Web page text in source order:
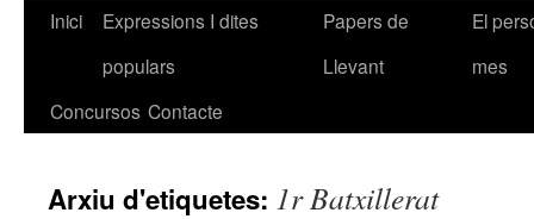
Vés
contingut
Inici
Expressions I dites
populars
Papers de
Llevant
El
mes
Concursos Contacte
Arxiu d'etiquetes: 1r Batxillerat